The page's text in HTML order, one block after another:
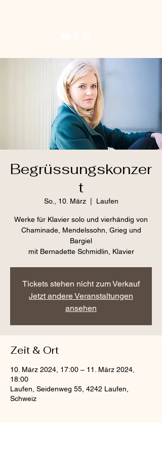
Begrüssungskonzer
t
So., 10. März
  |
Laufen
Werke für Klavier solo und vierhändig von
Chaminade, Mendelssohn, Grieg und
Bargiel
mit Bernadette Schmidlin, Klavier
Tickets stehen nicht zum Verkauf
Jetzt andere Veranstaltungen
ansehen
Zeit & Ort
10. März 2024, 17:00 – 11. März 2024,
18:00
Laufen, Seidenweg 55, 4242 Laufen,
Schweiz